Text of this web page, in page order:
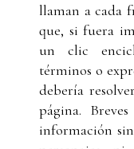
llaman a cada
que, si fuera
un clic
términos o
debería
página.
información